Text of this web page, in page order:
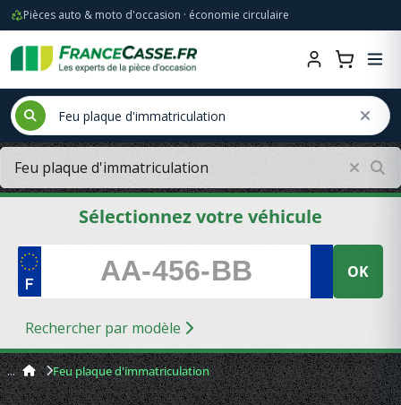
Pièces auto & moto d'occasion · économie circulaire
Sélectionnez votre véhicule
OK
Rechercher par modèle
Feu plaque d'immatriculation